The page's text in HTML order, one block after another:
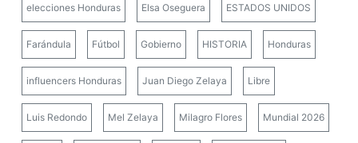
elecciones Honduras Elsa Oseguera ESTADOS UNIDOS
Farándula Fútbol Gobierno HISTORIA Honduras
influencers Honduras Juan Diego Zelaya Libre
Luis Redondo Mel Zelaya Milagro Flores Mundial 2026